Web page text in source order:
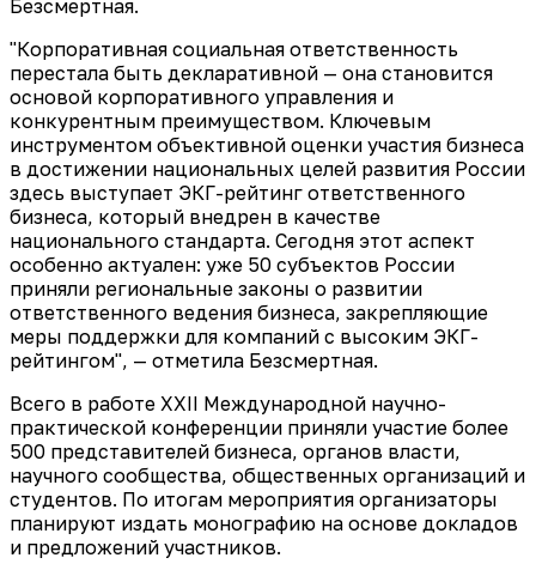
Безсмертная.
"Корпоративная социальная ответственность
перестала быть декларативной — она становится
основой корпоративного управления и
конкурентным преимуществом. Ключевым
инструментом объективной оценки участия бизнеса
в достижении национальных целей развития России
здесь выступает ЭКГ-рейтинг ответственного
бизнеса, который внедрен в качестве
национального стандарта. Сегодня этот аспект
особенно актуален: уже 50 субъектов России
приняли региональные законы о развитии
ответственного ведения бизнеса, закрепляющие
меры поддержки для компаний с высоким ЭКГ-
рейтингом", — отметила Безсмертная.
Всего в работе XXII Международной научно-
практической конференции приняли участие более
500 представителей бизнеса, органов власти,
научного сообщества, общественных организаций и
студентов. По итогам мероприятия организаторы
планируют издать монографию на основе докладов
и предложений участников.